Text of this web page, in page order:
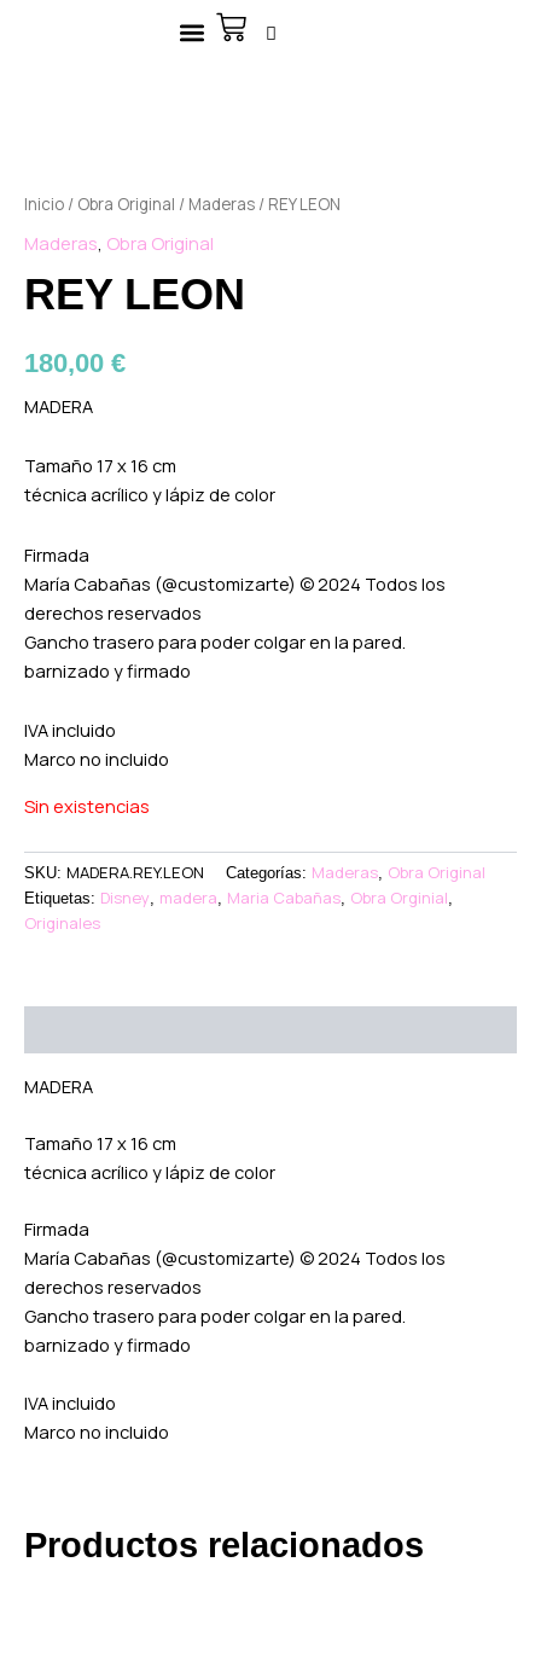
Carrito
Inicio / Obra Original / Maderas / REY LEON
Maderas Obra Original
REY LEON
180,00 €
MADERA
Tamaño 17 x 16 cm
técnica acrílico y lápiz de color
Firmada
María Cabañas (@customizarte) © 2024 Todos los
derechos reservados
Gancho trasero para poder colgar en la pared.
barnizado y firmado
IVA incluido
Marco no incluido
Sin existencias
SKU: MADERA.REY.LEON Categorías: Maderas, Obra Original
Etiquetas: Disney, madera, Maria Cabañas, Obra Orginial,
Originales
MADERA
Tamaño 17 x 16 cm
técnica acrílico y lápiz de color
Firmada
María Cabañas (@customizarte) © 2024 Todos los
derechos reservados
Gancho trasero para poder colgar en la pared.
barnizado y firmado
IVA incluido
Marco no incluido
Productos relacionados